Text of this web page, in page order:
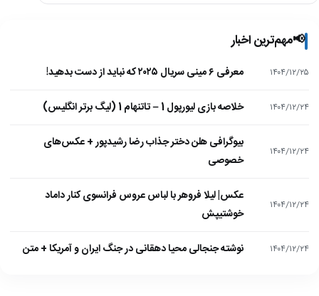
📢مهم‌ترین اخبار
۱۴۰۴/۱۲/۲۵ معرفی ۶ مینی سریال ۲۰۲۵ که نباید از دست بدهید!
۱۴۰۴/۱۲/۲۴ خلاصه بازی لیورپول 1 – تاتنهام 1 (لیگ برتر انگلیس)
۱۴۰۴/۱۲/۲۴
بیوگرافی هلن دختر جذاب رضا رشیدپور + عکس‌های
خصوصی
۱۴۰۴/۱۲/۲۴
عکس| لیلا فروهر با لباس عروس فرانسوی کنار داماد
خوشتیپش
۱۴۰۴/۱۲/۲۴ نوشته جنجالی محیا دهقانی در جنگ ایران و آمریکا + متن